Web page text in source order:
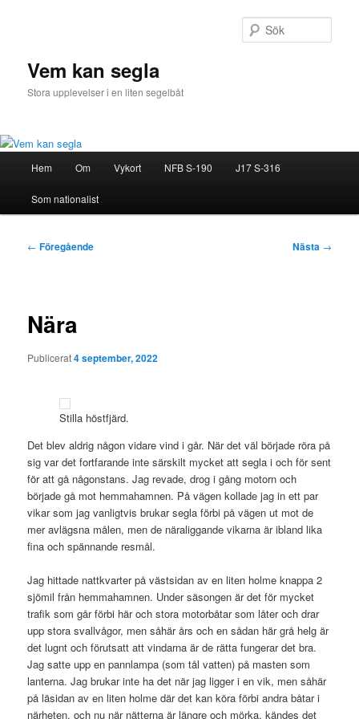
Vem kan segla
Stora upplevelser i en liten segelbåt
Hem Om Vykort NFB S-190 J17 S-316
Som nationalist
Inläggsnavigering
← Föregående Nästa →
Nära
Publicerat4 september, 2022
Stilla höstfjärd.
Det blev aldrig någon vidare vind i går. När det väl började röra på
sig var det fortfarande inte särskilt mycket att segla i och för sent
för att gå någonstans. Jag revade, drog i gång motorn och
började gå mot hemmahamnen. På vägen kollade jag in ett par
vikar som jag vanligtvis brukar segla förbi på vägen ut mot de
mer avlägsna målen, men de näraliggande vikarna är ibland lika
fina och spännande resmål.
Jag hittade nattkvarter på västsidan av en liten holme knappa 2
sjömil från hemmahamnen. Under säsongen är det för mycket
trafik som går förbi här och stora motorbåtar som låter och drar
upp stora svallvågor, men såhär års och en sådan här grå helg är
det lugnt och förutsatt att vindarna är de rätta fungerar det bra.
Jag satte upp en pannlampa (som tål vatten) på masten som
lanterna. Jag brukar inte ha det när jag ligger i en vik, men såhär
på läsidan av en liten holme där det kan köra förbi andra båtar i
närheten, och nu när nätterna är längre och mörka, kändes det